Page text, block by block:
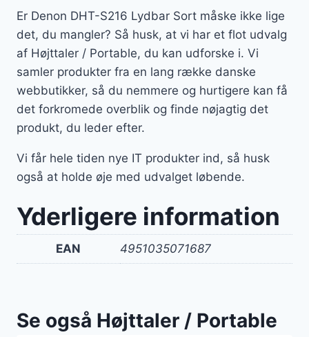
Er Denon DHT-S216 Lydbar Sort måske ikke lige
det, du mangler? Så husk, at vi har et flot udvalg
af Højttaler / Portable, du kan udforske i. Vi
samler produkter fra en lang række danske
webbutikker, så du nemmere og hurtigere kan få
det forkromede overblik og finde nøjagtig det
produkt, du leder efter.
Vi får hele tiden nye IT produkter ind, så husk
også at holde øje med udvalget løbende.
Yderligere information
EAN 4951035071687
Se også Højttaler / Portable